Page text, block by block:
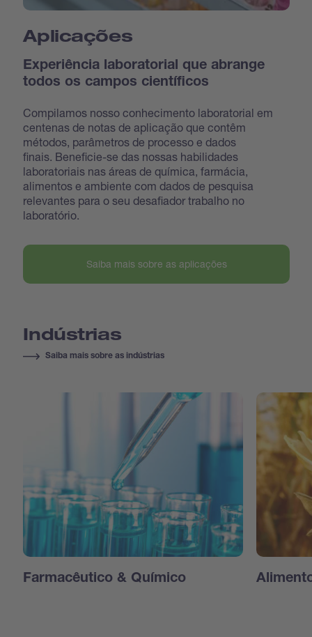
Aplicações
Experiência laboratorial que abrange
todos os campos científicos
Compilamos nosso conhecimento laboratorial em
centenas de notas de aplicação que contêm
métodos, parâmetros de processo e dados
finais. Beneficie-se das nossas habilidades
laboratoriais nas áreas de química, farmácia,
alimentos e ambiente com dados de pesquisa
relevantes para o seu desafiador trabalho no
laboratório.
Saiba mais sobre as aplicações
Indústrias
Saiba mais sobre as indústrias
Farmacêutico & Químico